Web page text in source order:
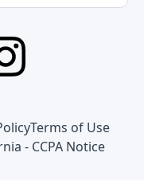
Terms of Use
- CCPA Notice